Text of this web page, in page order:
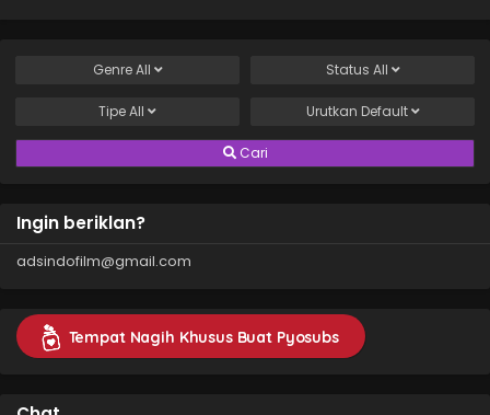
GenreAll Status All
TipeAll Urutkan Default
Cari
Ingin beriklan?
adsindofilm@gmail.com
Tempat Nagih Khusus Buat Pyosubs